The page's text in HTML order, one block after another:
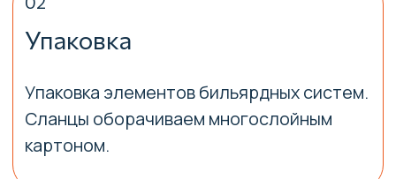
Сборка
Сборка стола на новом месте и точная
юстировка поля. Это вернет идеальный
отскок шаров. Мы сохраним вашему
ценному оборудованию вид.